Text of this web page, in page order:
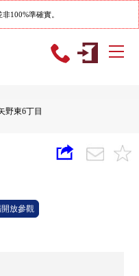
100%準確實。
野東6丁目
放參觀